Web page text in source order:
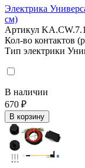
Электрика
см)
Артикул
Кол-во контактов
Тип электрики
В наличии
670 ₽
В корзину